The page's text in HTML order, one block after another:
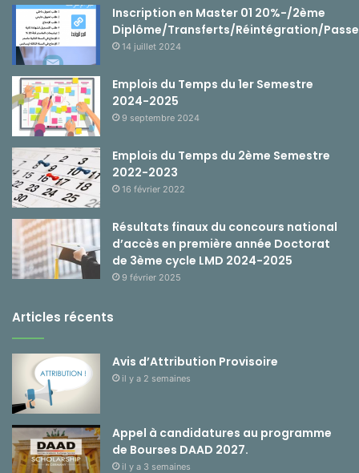
Inscription en Master 01 20%-/2ème
Diplôme/Transferts/Réintégration/
14 juillet 2024
Emplois du Temps du 1er Semestre
2024-2025
9 septembre 2024
Emplois du Temps du 2ème Semestre
2022-2023
16 février 2022
Résultats finaux du concours national
d’accès en première année Doctorat
de 3ème cycle LMD 2024-2025
9 février 2025
Articles récents
Avis d’Attribution Provisoire
il y a 2 semaines
Appel à candidatures au programme
de Bourses DAAD 2027.
il y a 3 semaines